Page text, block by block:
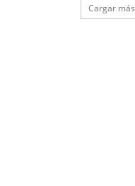
Cargar más